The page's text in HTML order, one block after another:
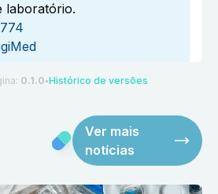
laboratório.
0.1.0 ●Histórico de versões
Ver mais
notícias